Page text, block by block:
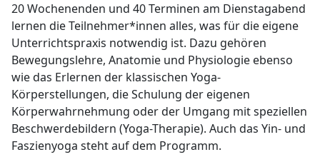
20 Wochenenden und 40 Terminen am Dienstagabend
lernen die Teilnehmer*innen alles, was für die eigene
Unterrichtspraxis notwendig ist. Dazu gehören
Bewegungslehre, Anatomie und Physiologie ebenso
wie das Erlernen der klassischen Yoga-
Körperstellungen, die Schulung der eigenen
Körperwahrnehmung oder der Umgang mit speziellen
Beschwerdebildern (Yoga-Therapie). Auch das Yin- und
Faszienyoga steht auf dem Programm.